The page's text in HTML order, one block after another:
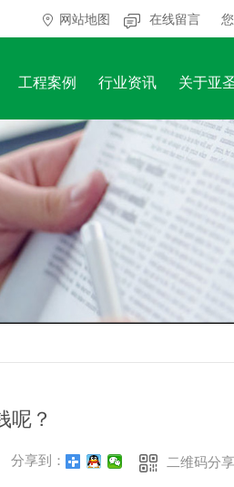
网站地图 在线留言
工程案例 行业资讯 关于亚
呢？
分享到： 二维码分享